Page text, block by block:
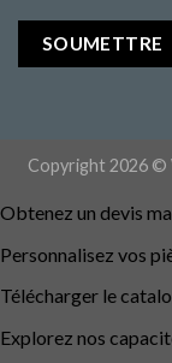
Copyright 2026 ©
Obtenez un devis
Personnalisez vos
Télécharger le
Explorez nos